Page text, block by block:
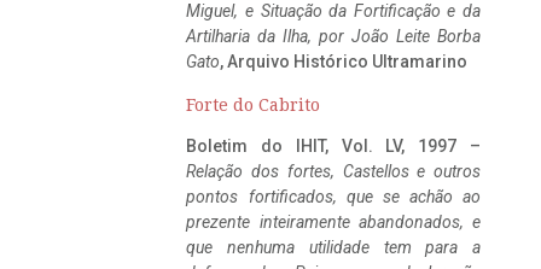
Miguel, e Situação da Fortificação e da
Artilharia da Ilha, por João Leite Borba
Gato, Arquivo Histórico Ultramarino
Forte do Cabrito
Boletim do IHIT, Vol. LV, 1997 –
Relação dos fortes, Castellos e outros
pontos fortificados, que se achão ao
prezente inteiramente abandonados, e
que nenhuma utilidade tem para a